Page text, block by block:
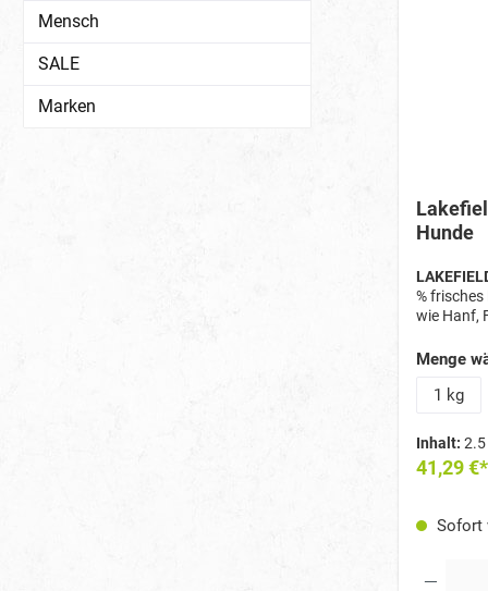
Mensch
SALE
Marken
Hunde
%
wie Hanf,
Menge
1 kg
Inhalt: 2.5
41,29 €*
Sofort